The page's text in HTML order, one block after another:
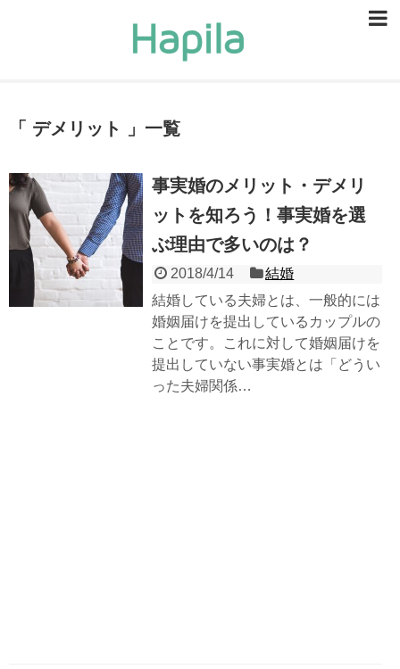
デメリット 一覧
事実婚のメリット・デメリ
ットを知ろう！事実婚を選
ぶ理由で多いのは？
2018/4/14
結婚
結婚している夫婦とは、一般的には
婚姻届けを提出しているカップルの
ことです。これに対して婚姻届けを
提出していない事実婚とは「どうい
った夫婦関係…
ヘアケア
ヘルスケア
食事・食べ物
恋愛・結婚
ライフスタイル